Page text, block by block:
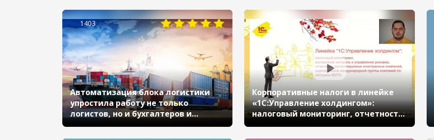
1403
Автоматизация блока логистики
упростила работу не только
логистов, но и бухгалтеров и
финансистов
Корпоративные налоги в линейке
«1С:Управление холдингом»:
налоговый мониторинг, отчетность
контролируемых иностранных